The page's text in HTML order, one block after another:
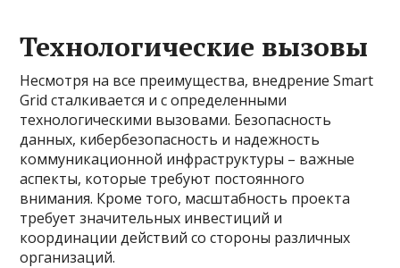
Технологические вызовы
Несмотря на все преимущества, внедрение Smart
Grid сталкивается и с определенными
технологическими вызовами. Безопасность
данных, кибербезопасность и надежность
коммуникационной инфраструктуры – важные
аспекты, которые требуют постоянного
внимания. Кроме того, масштабность проекта
требует значительных инвестиций и
координации действий со стороны различных
организаций.